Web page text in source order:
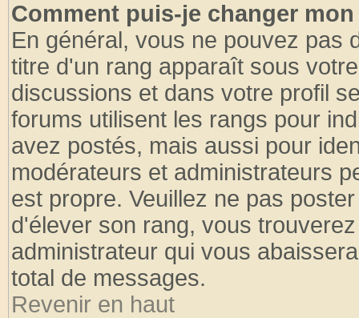
Comment puis-je changer
En général, vous ne pouvez pas
titre d'un rang apparaît sous
discussions et dans votre profil
forums utilisent les rangs pour
avez postés, mais aussi pour
modérateurs et administrateurs
est propre. Veuillez ne pas
d'élever son rang, vous
administrateur qui vous
total de messages.
Revenir en haut